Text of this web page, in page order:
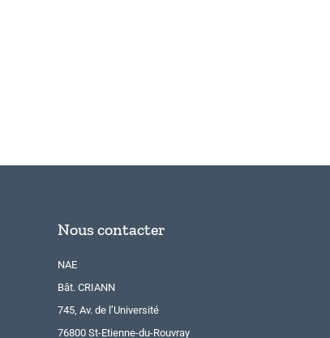
Nous contacter
NAE
Bât. CRIANN
745, Av. de l’Université
76800 St-Etienne-du-Rouvray